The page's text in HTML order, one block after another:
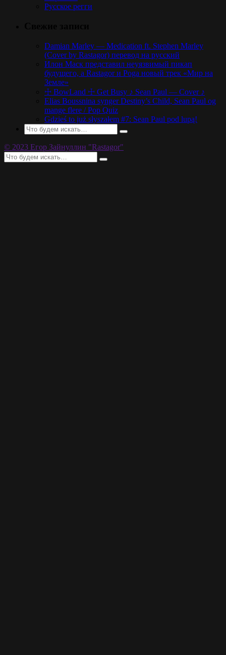
Русское регги
Damian Marley — Medication ft. Stephen Marley
(Cover by Rastagor) перевод на русский
Илон Маск представил неуязвимый пикап
будущего, а Rastagor и Poga новый трек «Мир на
Земле»
☩ BowLand ☩ Get Busy ♪ Sean Paul — Cover ♪
Elias Boussnina synger Destiny’s Child, Sean Paul og
mange flere / Pop Quiz
Gdzieś to już słyszałem #7: Sean Paul pod lupą!
© 2023 Егор Зайнуллин "Rastagor"